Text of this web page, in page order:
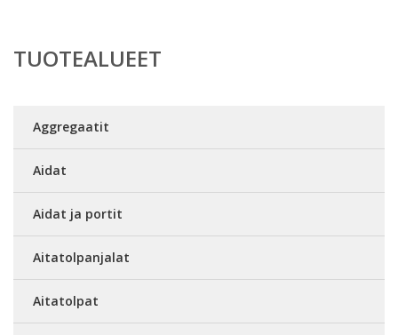
TUOTEALUEET
Aggregaatit
Aidat
Aidat ja portit
Aitatolpanjalat
Aitatolpat